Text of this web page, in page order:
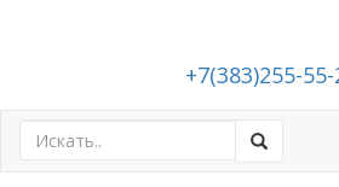
+7(383)255-55-